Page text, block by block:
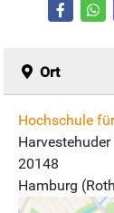
Ort
Hochschule
20148
Hamburg